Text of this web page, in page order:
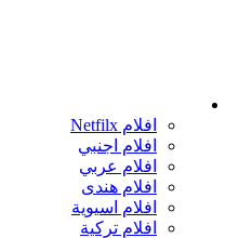
افلام Netfilx
افلام اجنبي
افلام عربي
افلام هندى
افلام اسيوية
افلام تركية